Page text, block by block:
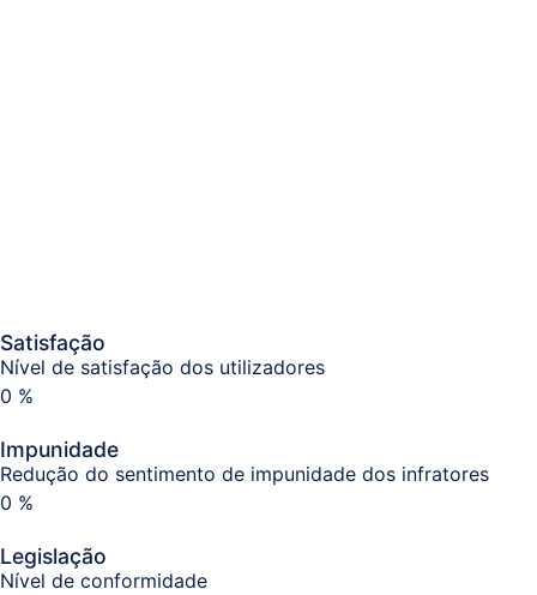
Satisfação
Nível de satisfação dos utilizadores
0 %
Impunidade
Redução do sentimento de impunidade dos infratores
0 %
Legislação
Nível de conformidade